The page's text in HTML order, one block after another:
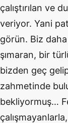
çalıştırılan ve
veriyor. Yani
görün. Biz
şımaran, bir
bizden geç
zahmetinde
bekliyormuş…